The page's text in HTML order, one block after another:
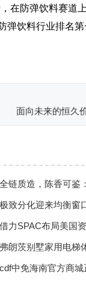
在防弹饮料赛道
饮料行业排名第
面向未来的恒久
全链质造，陈香可鉴
准，定义新会陈皮高
极致分化迎来均衡窗
ETF华夏火热开售
借力SPAC布局美国
菌黄金赛道
弗朗茨别墅家用电梯
何实现高效服务响应
cdf中免海南官方商城